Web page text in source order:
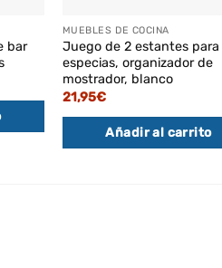
bar
MUEBLES DE COCINA
Juego de 2 estantes para
especias, organizador de
mostrador, blanco
21,95€
Añadir al carrito